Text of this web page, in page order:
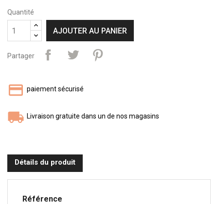
Quantité
AJOUTER AU PANIER
Partager
paiement sécurisé
Livraison gratuite dans un de nos magasins
Détails du produit
Référence